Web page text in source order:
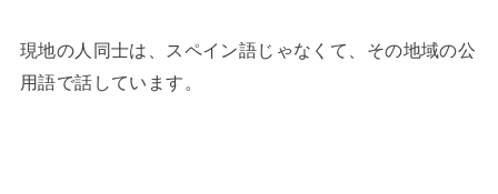
現地の人同士は、スペイン語じゃなくて、その地域の公
用語で話しています。